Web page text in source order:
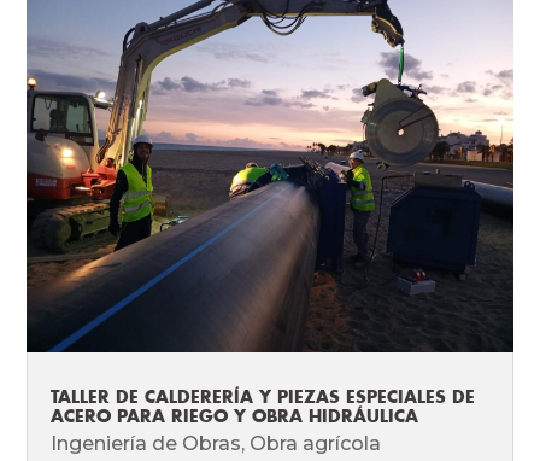
TALLER DE CALDERERÍA Y PIEZAS ESPECIALES DE
ACERO PARA RIEGO Y OBRA HIDRÁULICA
Ingeniería de Obras, Obra agrícola